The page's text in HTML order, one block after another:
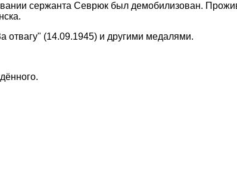
сержанта Севрюк был демобилизован.
отвагу" (14.09.1945) и другими медалями.